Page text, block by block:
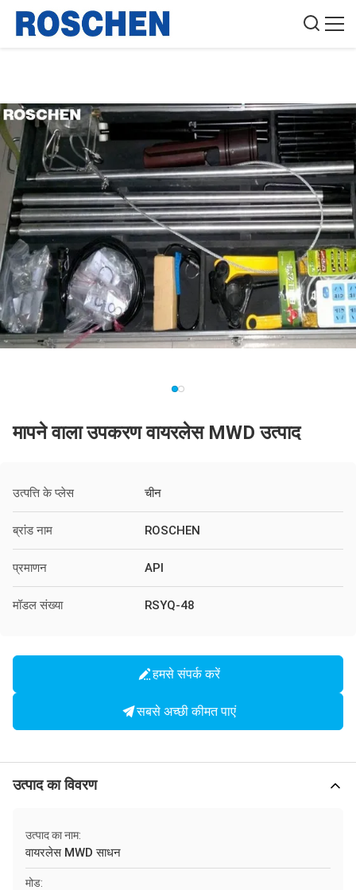
मापने वाला उपकरण वायरलेस MWD उत्पाद
उत्पत्ति के प्लेस चीन
ब्रांड नाम ROSCHEN
प्रमाणन API
मॉडल संख्या RSYQ-48
हमसे संपर्क करें
सबसे अच्छी कीमत पाएं
उत्पाद का विवरण
उत्पाद का नाम:
वायरलेस MWD साधन
मोड: